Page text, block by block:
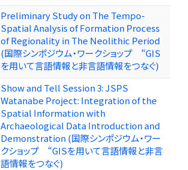
Preliminary Study on The Tempo-
Spatial Analysis of Formation Process
of Regionality in The Neolithic Period
(国際シンポジウム・ワークショップ “GIS
を用いて言語情報と非言語情報をつなぐ)
Show and Tell Session 3: JSPS
Watanabe Project: Integration of the
Spatial Information with
Archaeological Data Introduction and
Demonstration (国際シンポジウム・ワー
クショップ “GISを用いて言語情報と非言
語情報をつなぐ)